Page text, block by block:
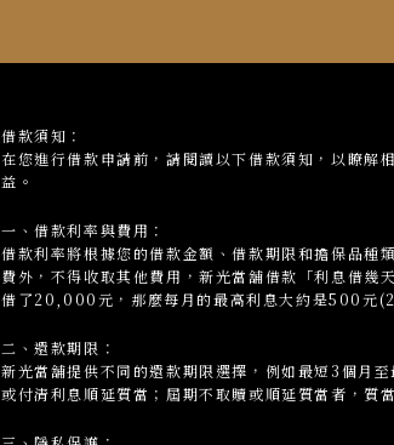
借款須知：
在您進行借款申請前，請閱讀以下借款須知，以瞭解
益。
一、借款利率與費用：
借款利率將根據您的借款金額、借款期限和擔保品
費外，不得收取其他費用，新光當舖借款「利息借幾
借了20,000元，那麼每月的最高利息大約是500元
二、還款期限：
新光當舖提供不同的還款期限選擇，例如最短3個月
或付清利息順延質當；屆期不取贖或順延質當者，質